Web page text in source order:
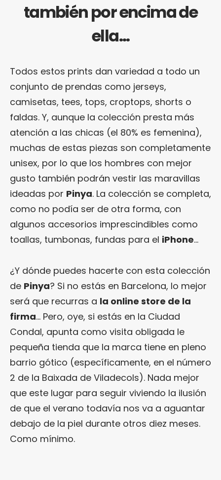
también por encima de
ella…
Todos estos prints dan variedad a todo un
conjunto de prendas como jerseys,
camisetas, tees, tops, croptops, shorts o
faldas. Y, aunque la colección presta más
atención a las chicas (el 80% es femenina),
muchas de estas piezas son completamente
unisex, por lo que los hombres con mejor
gusto también podrán vestir las maravillas
ideadas por Pinya. La colección se completa,
como no podía ser de otra forma, con
algunos accesorios imprescindibles como
toallas, tumbonas, fundas para el iPhone…
¿Y dónde puedes hacerte con esta colección
de Pinya? Si no estás en Barcelona, lo mejor
será que recurras a la online store de la
firma… Pero, oye, si estás en la Ciudad
Condal, apunta como visita obligada le
pequeña tienda que la marca tiene en pleno
barrio gótico (específicamente, en el número
2 de la Baixada de Viladecols). Nada mejor
que este lugar para seguir viviendo la ilusión
de que el verano todavía nos va a aguantar
debajo de la piel durante otros diez meses.
Como mínimo.